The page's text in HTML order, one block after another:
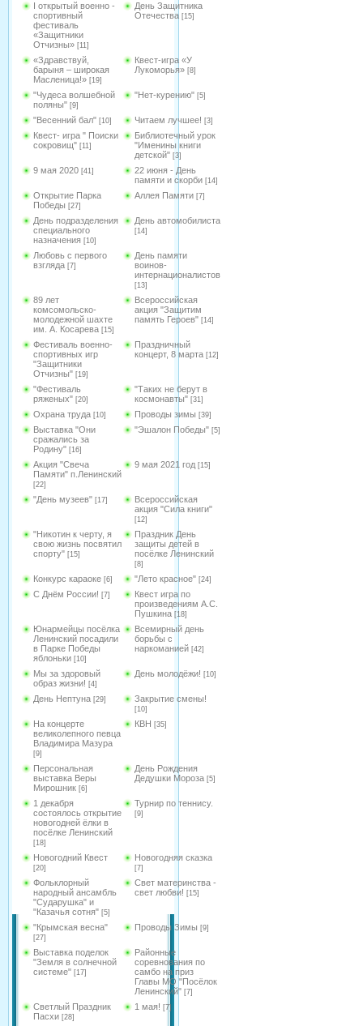
I открытый военно -
спортивный
фестиваль
«Защитники
Отчизны» [11]
День Защитника
Отечества [15]
«Здравствуй,
барыня – широкая
Масленица!» [19]
Квест-игра «У
Лукоморья» [8]
"Чудеса волшебной
поляны" [9]
"Нет-курению" [5]
"Весенний бал" [10] Читаем лучшее! [3]
Квест- игра " Поиски
сокровищ" [11]
Библиотечный урок
"Именины книги
детской" [3]
9 мая 2020 [41]
22 июня - День
памяти и скорби [14]
Открытие Парка
Победы [27]
Аллея Памяти [7]
День подразделения
специального
назначения [10]
День автомобилиста
[14]
Любовь с первого
взгляда [7]
День памяти
воинов-
интернационалистов
[13]
89 лет
комсомольско-
молодежной шахте
им. А. Косарева [15]
Всероссийская
акция "Защитим
память Героев" [14]
Фестиваль военно-
спортивных игр
"Защитники
Отчизны" [19]
Праздничный
концерт, 8 марта [12]
"Фестиваль
ряженых" [20]
"Таких не берут в
космонавты" [31]
Охрана труда [10] Проводы зимы [39]
Выставка "Они
сражались за
Родину" [16]
"Эшалон Победы" [5]
Акция "Свеча
Памяти" п.Ленинский
[22]
9 мая 2021 год [15]
"День музеев" [17]
Всероссийская
акция "Сила книги"
[12]
"Никотин к черту, я
свою жизнь посвятил
спорту" [15]
Праздник День
защиты детей в
посёлке Ленинский
[8]
Конкурс караоке [6] "Лето красное" [24]
С Днём России! [7]
Квест игра по
произведениям А.С.
Пушкина [18]
Юнармейцы посёлка
Ленинский посадили
в Парке Победы
яблоньки [10]
Всемирный день
борьбы с
наркоманией [42]
Мы за здоровый
образ жизни! [4]
День молодёжи! [10]
День Нептуна [29] Закрытие смены!
[10]
На концерте
великолепного певца
Владимира Мазура
[9]
КВН [35]
Персональная
выставка Веры
Мирошник [6]
День Рождения
Дедушки Мороза [5]
1 декабря
состоялось открытие
новогодней ёлки в
посёлке Ленинский
[18]
Турнир по теннису.
[9]
Новогодний Квест
[20]
Новогодняя сказка
[7]
Фольклорный
народный ансамбль
"Сударушка" и
"Казачья сотня" [5]
Свет материнства -
свет любви! [15]
"Крымская весна"
[27]
Проводы Зимы [9]
Выставка поделок
"Земля в солнечной
системе" [17]
Районные
соревнования по
самбо на приз
Главы МО "Посёлок
Ленинский" [7]
Светлый Праздник
Пасхи [28]
1 мая! [7]